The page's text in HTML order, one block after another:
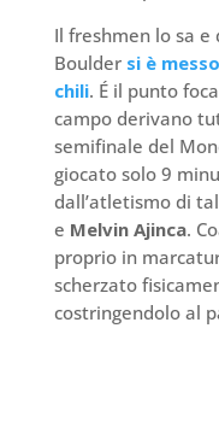
Il freshmen lo sa e
Boulder si è
chili. É il punto
campo derivano
semifinale del
giocato solo 9
dall’atletismo di
e Melvin Ajinca.
proprio in
scherzato
costringendolo al